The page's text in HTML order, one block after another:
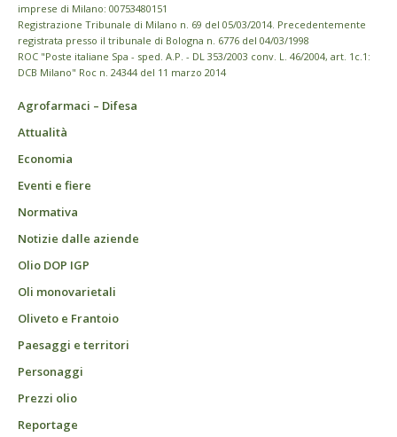
imprese di Milano: 00753480151
Registrazione Tribunale di Milano n. 69 del 05/03/2014. Precedentemente
registrata presso il tribunale di Bologna n. 6776 del 04/03/1998
ROC "Poste italiane Spa - sped. A.P. - DL 353/2003 conv. L. 46/2004, art. 1c.1:
DCB Milano" Roc n. 24344 del 11 marzo 2014
Agrofarmaci – Difesa
Attualità
Economia
Eventi e fiere
Normativa
Notizie dalle aziende
Olio DOP IGP
Oli monovarietali
Oliveto e Frantoio
Paesaggi e territori
Personaggi
Prezzi olio
Reportage